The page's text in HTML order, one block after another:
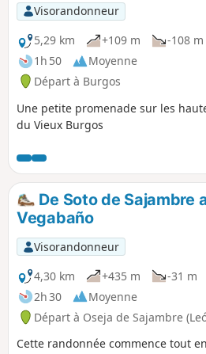
Visorandonneur
5,29 km
+109 m
-108 m
1h 50
Moyenne
Départ à Burgos
Une petite promenade sur les
du Vieux Burgos
De Soto de Sajambre
Vegabaño
Visorandonneur
4,30 km
+435 m
-31 m
2h 30
Moyenne
Départ à Oseja de Sajambre
Cette randonnée commence tout